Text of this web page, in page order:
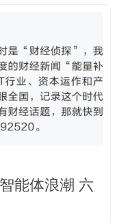
能体浪潮 六